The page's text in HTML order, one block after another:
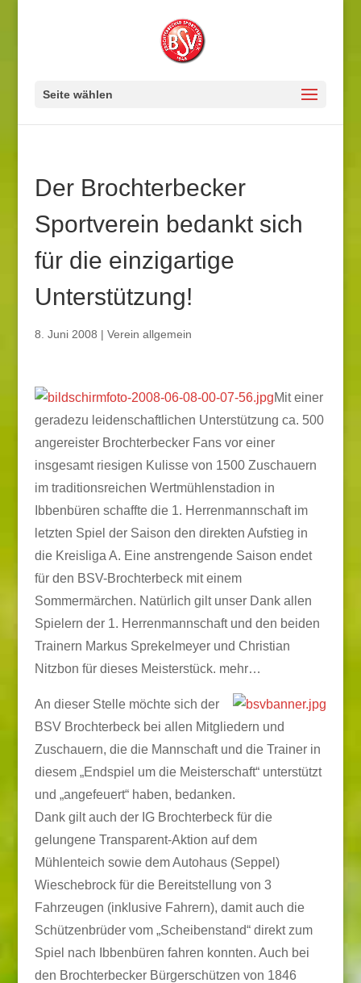
Seite wählen
Der Brochterbecker
Sportverein bedankt sich
für die einzigartige
Unterstützung!
8. Juni 2008 | Verein allgemein
Mit einer
geradezu leidenschaftlichen Unterstützung ca. 500
angereister Brochterbecker Fans vor einer
insgesamt riesigen Kulisse von 1500 Zuschauern
im traditionsreichen Wertmühlenstadion in
Ibbenbüren schaffte die 1. Herrenmannschaft im
letzten Spiel der Saison den direkten Aufstieg in
die Kreisliga A. Eine anstrengende Saison endet
für den BSV-Brochterbeck mit einem
Sommermärchen. Natürlich gilt unser Dank allen
Spielern der 1. Herrenmannschaft und den beiden
Trainern Markus Sprekelmeyer und Christian
Nitzbon für dieses Meisterstück. mehr…
An dieser Stelle möchte sich der
BSV Brochterbeck bei allen Mitgliedern und
Zuschauern, die die Mannschaft und die Trainer in
diesem „Endspiel um die Meisterschaft“ unterstützt
und „angefeuert“ haben, bedanken.
Dank gilt auch der IG Brochterbeck für die
gelungene Transparent-Aktion auf dem
Mühlenteich sowie dem Autohaus (Seppel)
Wieschebrock für die Bereitstellung von 3
Fahrzeugen (inklusive Fahrern), damit auch die
Schützenbrüder vom „Scheibenstand“ direkt zum
Spiel nach Ibbenbüren fahren konnten. Auch bei
den Brochterbecker Bürgerschützen von 1846